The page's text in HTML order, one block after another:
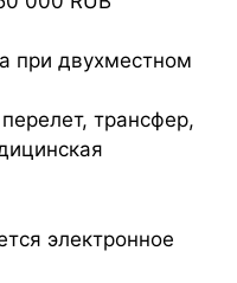
при двухместном
трансфер,
электронное